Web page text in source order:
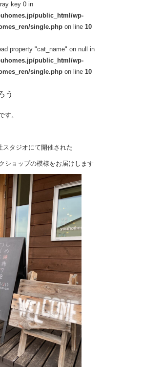
key 0 in
public_html/wp-
single.php on line10
property "cat_name" on null in
public_html/wp-
single.php on line10
う
す。
スタジオにて開催された
ショップの模様をお届けします